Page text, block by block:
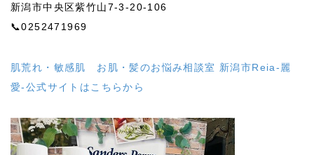
新潟市中央区紫竹山7-3-20-106
📞0252471969
肌荒れ・敏感肌 お肌・髪のお悩み相談室 新潟市Reia-麗
愛-公式サイトはこちらから